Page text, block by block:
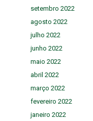
setembro 2022
agosto 2022
julho 2022
junho 2022
maio 2022
abril 2022
março 2022
fevereiro 2022
janeiro 2022